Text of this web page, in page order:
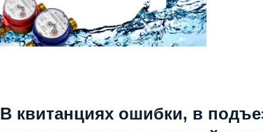
В квитанциях ошибки, в